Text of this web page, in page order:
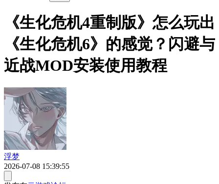
《生化危机4重制版》怎么玩出
《生化危机6》的感觉？闪避与
近战MOD安装使用教程
浮梦
2026-07-08 15:39:55